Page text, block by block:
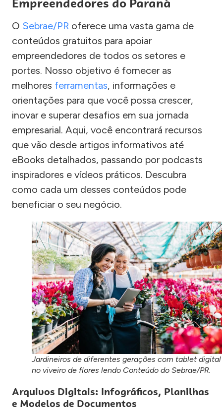
Empreendedores do Paraná
O Sebrae/PR oferece uma vasta gama de
conteúdos gratuitos para apoiar
empreendedores de todos os setores e
portes. Nosso objetivo é fornecer as
melhores ferramentas, informações e
orientações para que você possa crescer,
inovar e superar desafios em sua jornada
empresarial. Aqui, você encontrará recursos
que vão desde artigos informativos até
eBooks detalhados, passando por podcasts
inspiradores e vídeos práticos. Descubra
como cada um desses conteúdos pode
beneficiar o seu negócio.
Jardineiros de diferentes gerações com tablet digital
no viveiro de flores lendo Conteúdo do Sebrae/PR.
Arquivos Digitais: Infográficos, Planilhas
e Modelos de Documentos